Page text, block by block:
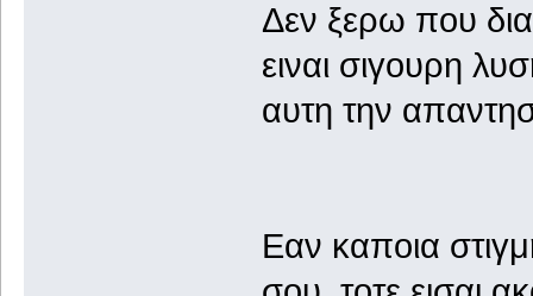
Δεν ξερω που
ειναι σιγουρη
αυτη την
Εαν καποια